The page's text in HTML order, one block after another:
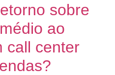
sobre
ao
call center